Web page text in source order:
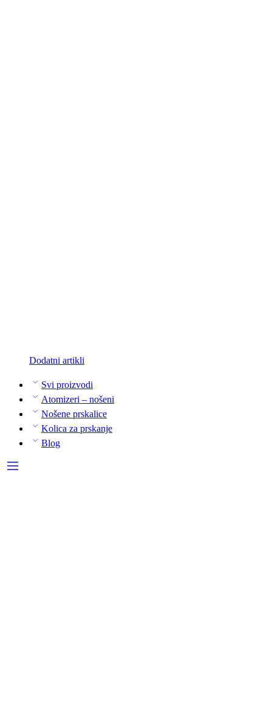
Dodatni artikli
Svi proizvodi
Atomizeri – nošeni
Nošene prskalice
Kolica za prskanje
Blog